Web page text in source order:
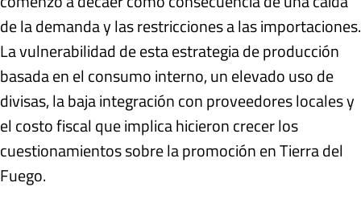
de la demanda y las restricciones a las importaciones.
La vulnerabilidad de esta estrategia de producción
basada en el consumo interno, un elevado uso de
divisas, la baja integración con proveedores locales y
el costo fiscal que implica hicieron crecer los
cuestionamientos sobre la promoción en Tierra del
Fuego.